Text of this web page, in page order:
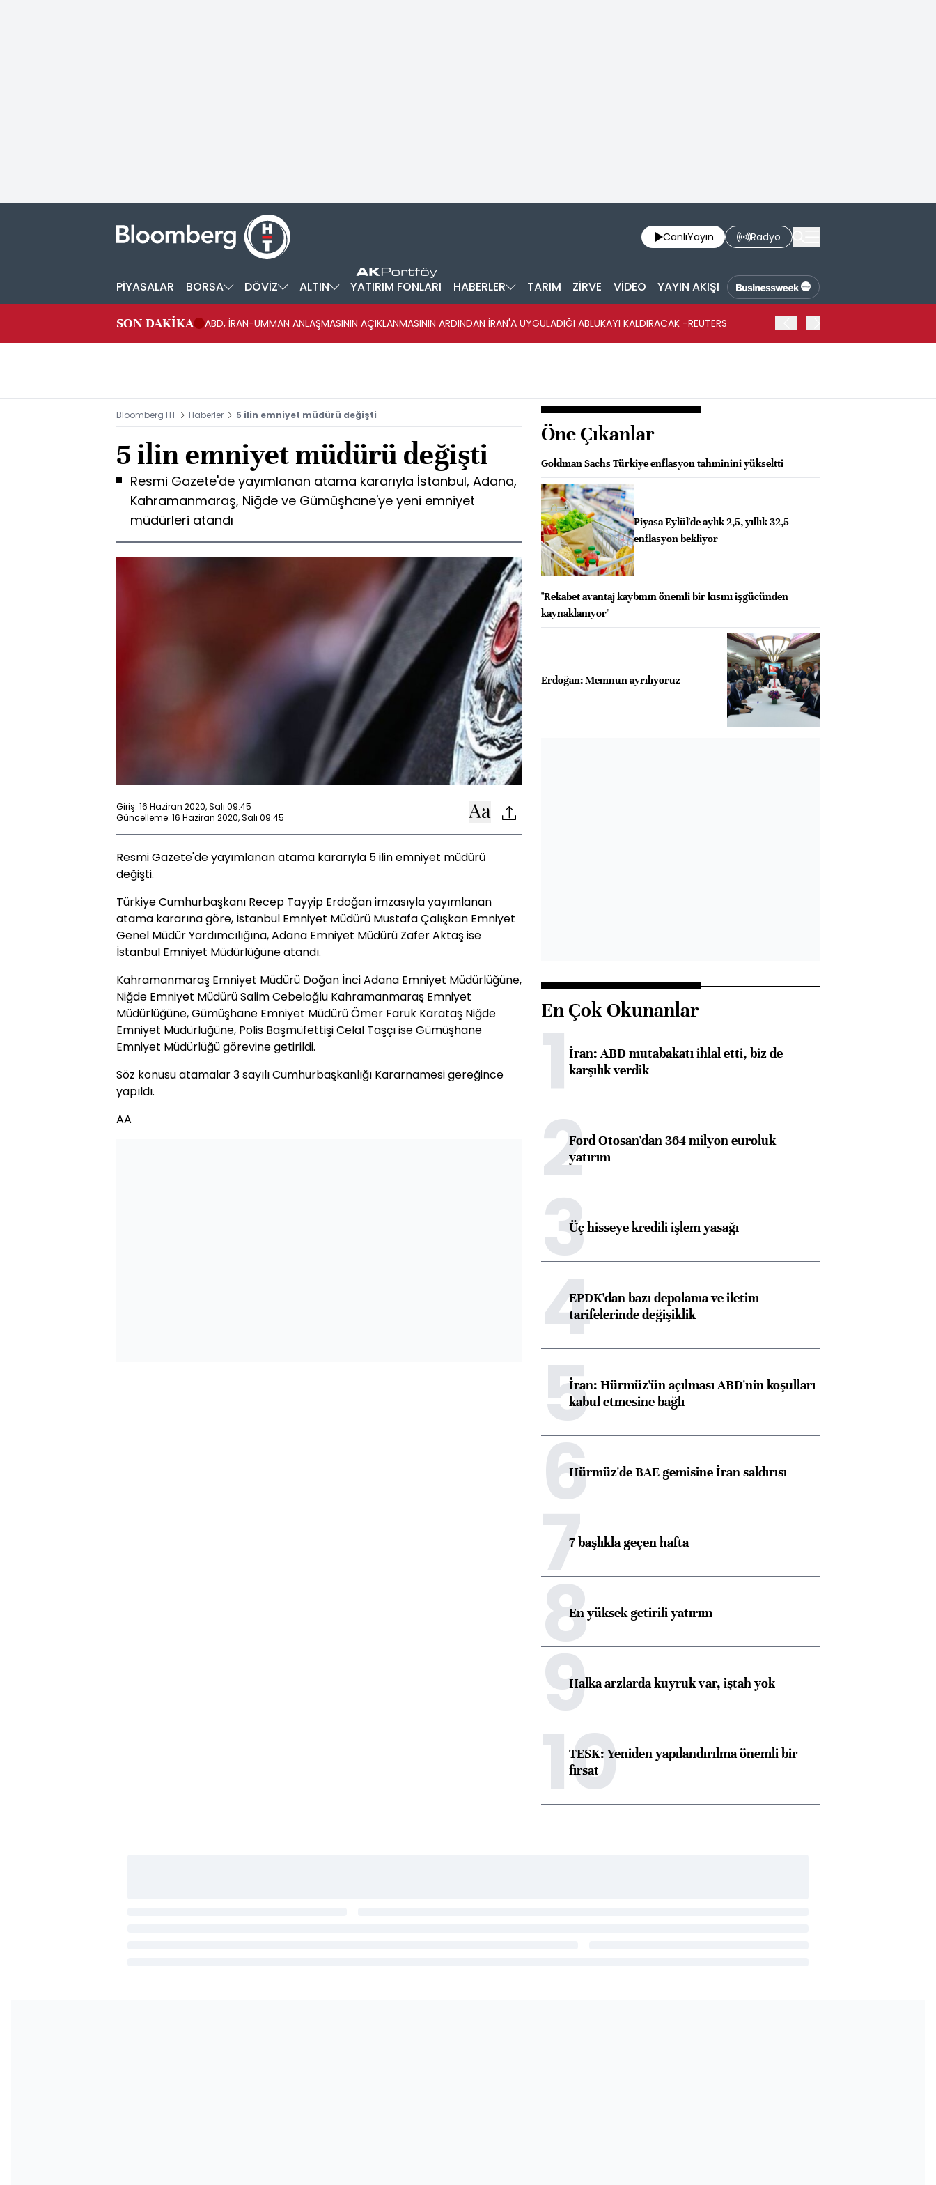
CanlıYayın Radyo
PİYASALAR BORSA DÖVİZ ALTIN YATIRIM FONLARI HABERLER TARIM ZİRVE VİDEO YAYIN AKIŞI
SON DAKİKA ABD, İRAN-UMMAN ANLAŞMASININ AÇIKLANMASININ ARDINDAN İRAN'A UYGULADIĞI ABLUKAYI KALDIRACAK -REUTERS
Bloomberg HT Haberler 5 ilin emniyet müdürü değişti
5 ilin emniyet müdürü değişti
Resmi Gazete'de yayımlanan atama kararıyla İstanbul, Adana,
Kahramanmaraş, Niğde ve Gümüşhane'ye yeni emniyet
müdürleri atandı
Giriş: 16 Haziran 2020, Salı 09:45
Güncelleme: 16 Haziran 2020, Salı 09:45
Resmi Gazete'de yayımlanan atama kararıyla 5 ilin emniyet müdürü
değişti.
Türkiye Cumhurbaşkanı Recep Tayyip Erdoğan imzasıyla yayımlanan
atama kararına göre, İstanbul Emniyet Müdürü Mustafa Çalışkan Emniyet
Genel Müdür Yardımcılığına, Adana Emniyet Müdürü Zafer Aktaş ise
İstanbul Emniyet Müdürlüğüne atandı.
Kahramanmaraş Emniyet Müdürü Doğan İnci Adana Emniyet Müdürlüğüne,
Niğde Emniyet Müdürü Salim Cebeloğlu Kahramanmaraş Emniyet
Müdürlüğüne, Gümüşhane Emniyet Müdürü Ömer Faruk Karataş Niğde
Emniyet Müdürlüğüne, Polis Başmüfettişi Celal Taşçı ise Gümüşhane
Emniyet Müdürlüğü görevine getirildi.
Söz konusu atamalar 3 sayılı Cumhurbaşkanlığı Kararnamesi gereğince
yapıldı.
AA
Öne Çıkanlar
Goldman Sachs Türkiye enflasyon tahminini yükseltti
Piyasa Eylül'de aylık 2,5, yıllık 32,5
enflasyon bekliyor
"Rekabet avantaj kaybının önemli bir kısmı işgücünden
kaynaklanıyor"
Erdoğan: Memnun ayrılıyoruz
En Çok Okunanlar
1İran: ABD mutabakatı ihlal etti, biz de
karşılık verdik
2Ford Otosan'dan 364 milyon euroluk
yatırım
3Üç hisseye kredili işlem yasağı
4EPDK'dan bazı depolama ve iletim
tarifelerinde değişiklik
5İran: Hürmüz'ün açılması ABD'nin koşulları
kabul etmesine bağlı
6Hürmüz'de BAE gemisine İran saldırısı
77 başlıkla geçen hafta
8En yüksek getirili yatırım
9Halka arzlarda kuyruk var, iştah yok
10
TESK: Yeniden yapılandırılma önemli bir
fırsat